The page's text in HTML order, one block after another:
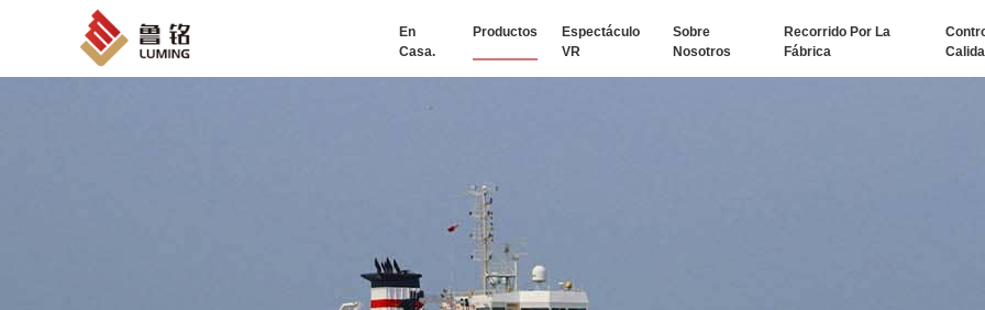
En
Casa.
Productos
Espectáculo
VR
Sobre
Nosotros
Recorrido Por La
Fábrica